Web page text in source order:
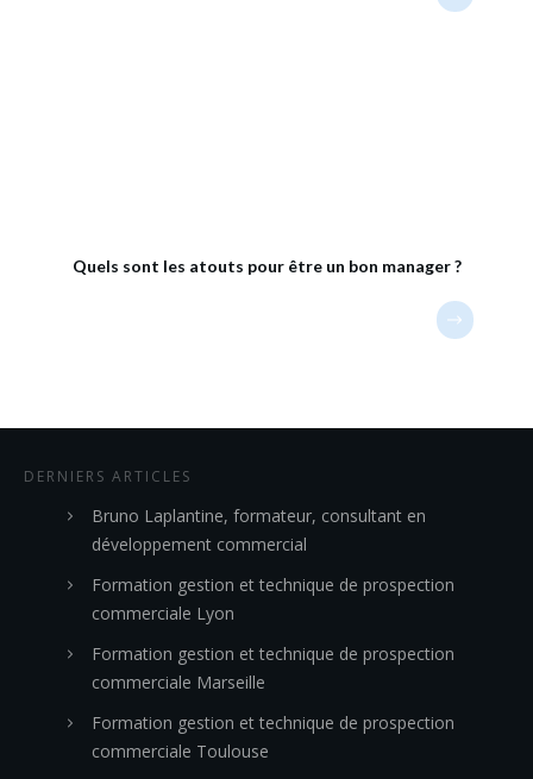
Quels sont les atouts pour être un bon manager ?
DERNIERS ARTICLES
Bruno Laplantine, formateur, consultant en
développement commercial
Formation gestion et technique de prospection
commerciale Lyon
Formation gestion et technique de prospection
commerciale Marseille
Formation gestion et technique de prospection
commerciale Toulouse